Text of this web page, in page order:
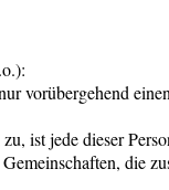
vorübergehend
ist jede dieser
die